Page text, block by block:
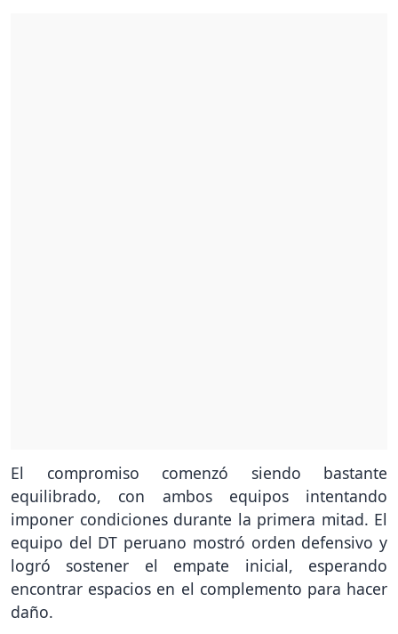
El compromiso comenzó siendo bastante
equilibrado, con ambos equipos intentando
imponer condiciones durante la primera mitad. El
equipo del DT peruano mostró orden defensivo y
logró sostener el empate inicial, esperando
encontrar espacios en el complemento para hacer
daño.